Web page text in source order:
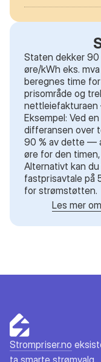
Staten dekker 90
øre/kWh eks.
beregnes time
prisområde og
Eksempel: Ved
differansen over
90 % av dette —
øre for den
Alternativt kan
fastprisavtale på
for strømstøtten.
Les mer
Strompriser.no